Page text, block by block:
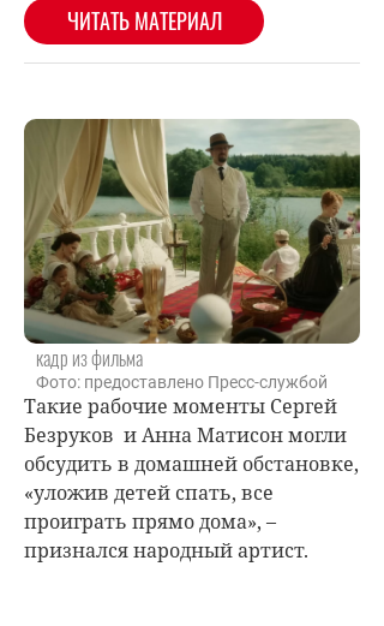
кадр из фильма
Фото: предоставлено Пресс-службой
Такие рабочие моменты Сергей
Безруков иАнна Матисонмогли
обсудить в домашней обстановке,
«уложив детей спать, все
проиграть прямо дома», –
признался народный артист.